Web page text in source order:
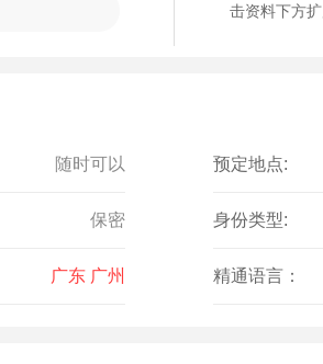
击资料下方
随时可以 预定地点:
保密 身份类型:
广东 广州 精通语言：